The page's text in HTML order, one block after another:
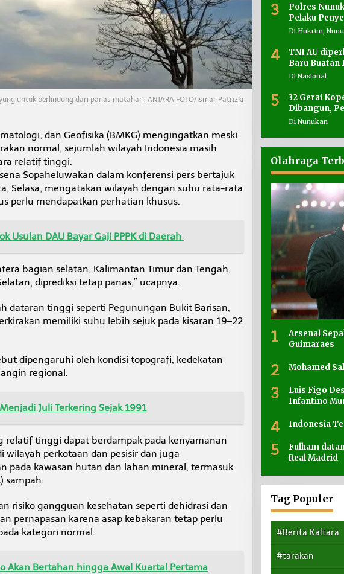
untuk berlindung dari panas matahari. ANTARA FOTO/Ismar Patrizki
dan Geofisika (BMKG) mengingatkan meski
normal, sejumlah wilayah Indonesia masih
relatif tinggi.
Sopaheluwakan dalam konferensi pers bertajuk
Selasa, mengatakan wilayah dengan suhu rata-rata
perlu mendapatkan perhatian khusus.
Usulan DAU Bayar Gaji PPPK di Daerah
bagian selatan, Kalimantan Timur dan Tengah,
diprediksi tetap panas,” ucapnya.
dataran tinggi seperti Pegunungan Bukit Barisan,
memiliki suhu lebih sejuk pada kisaran 19–22
dipengaruhi oleh kondisi topografi, kedekatan
regional.
Juli Terkering Sejak 1991
relatif tinggi dapat berdampak pada kenyamanan
wilayah perkotaan dan pesisir dan juga
pada kawasan hutan dan lahan mineral, termasuk
sampah.
risiko gangguan kesehatan seperti dehidrasi dan
pernapasan karena asap kebakaran tetap perlu
kategori normal.
Akan Bertahan hingga Awal Kuartal Pertama
3
Polres
Pelaku
Di Hukrim,
4
TNI AU
Baru Buatan
Di Nasional
5
32 Gerai
Dibangun,
Penyediaan
Di Nunukan
Olahraga
1
Arsenal
Guimaraes
2 Mohamed
3
Luis Figo
Infantino
4 Indonesia
5
Fulham
Real Madrid
Tag Populer
#Berita Kaltara
#tarakan